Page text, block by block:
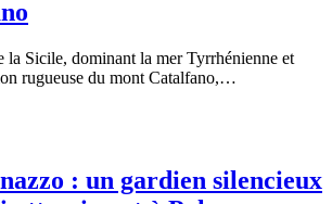
la Sicile, dominant la mer Tyrrhénienne et
rugueuse du mont Catalfano,…
: un gardien silencieux